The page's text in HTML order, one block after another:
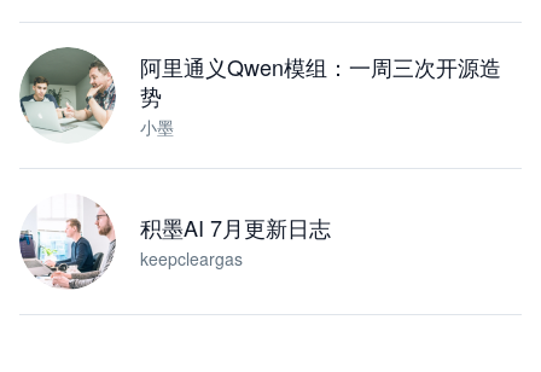
阿里通义Qwen模组：一周三次开源造
势
小墨
积墨AI 7月更新日志
keepcleargas